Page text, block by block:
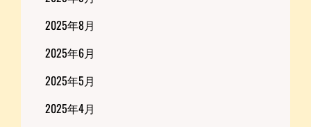
2025年8月
2025年6月
2025年5月
2025年4月